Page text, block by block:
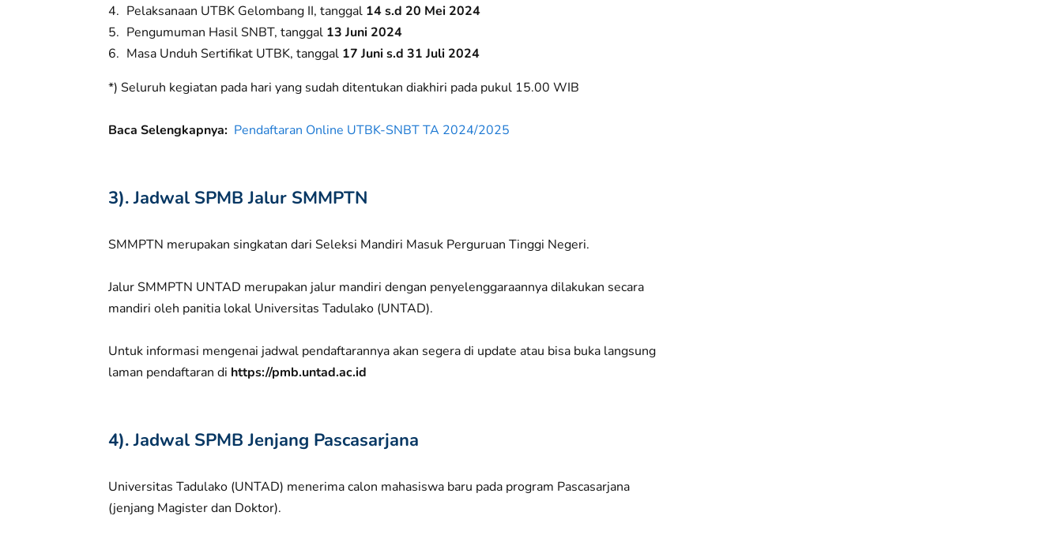
Pelaksanaan UTBK Gelombang II, tanggal 14 s.d 20 Mei 2024
Pengumuman Hasil SNBT, tanggal 13 Juni 2024
Masa Unduh Sertifikat UTBK, tanggal 17 Juni s.d 31 Juli 2024
*) Seluruh kegiatan pada hari yang sudah ditentukan diakhiri pada pukul 15.00 WIB
Baca Selengkapnya: Pendaftaran Online UTBK-SNBT TA 2024/2025
3). Jadwal SPMB Jalur SMMPTN
SMMPTN merupakan singkatan dari Seleksi Mandiri Masuk Perguruan Tinggi Negeri.
Jalur SMMPTN UNTAD merupakan jalur mandiri dengan penyelenggaraannya dilakukan secara
mandiri oleh panitia lokal Universitas Tadulako (UNTAD).
Untuk informasi mengenai jadwal pendaftarannya akan segera di update atau bisa buka langsung
laman pendaftaran di https://pmb.untad.ac.id
4). Jadwal SPMB Jenjang Pascasarjana
Universitas Tadulako (UNTAD) menerima calon mahasiswa baru pada program Pascasarjana
(jenjang Magister dan Doktor).